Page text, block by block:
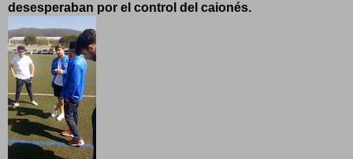
desesperaban por el control del caionés.